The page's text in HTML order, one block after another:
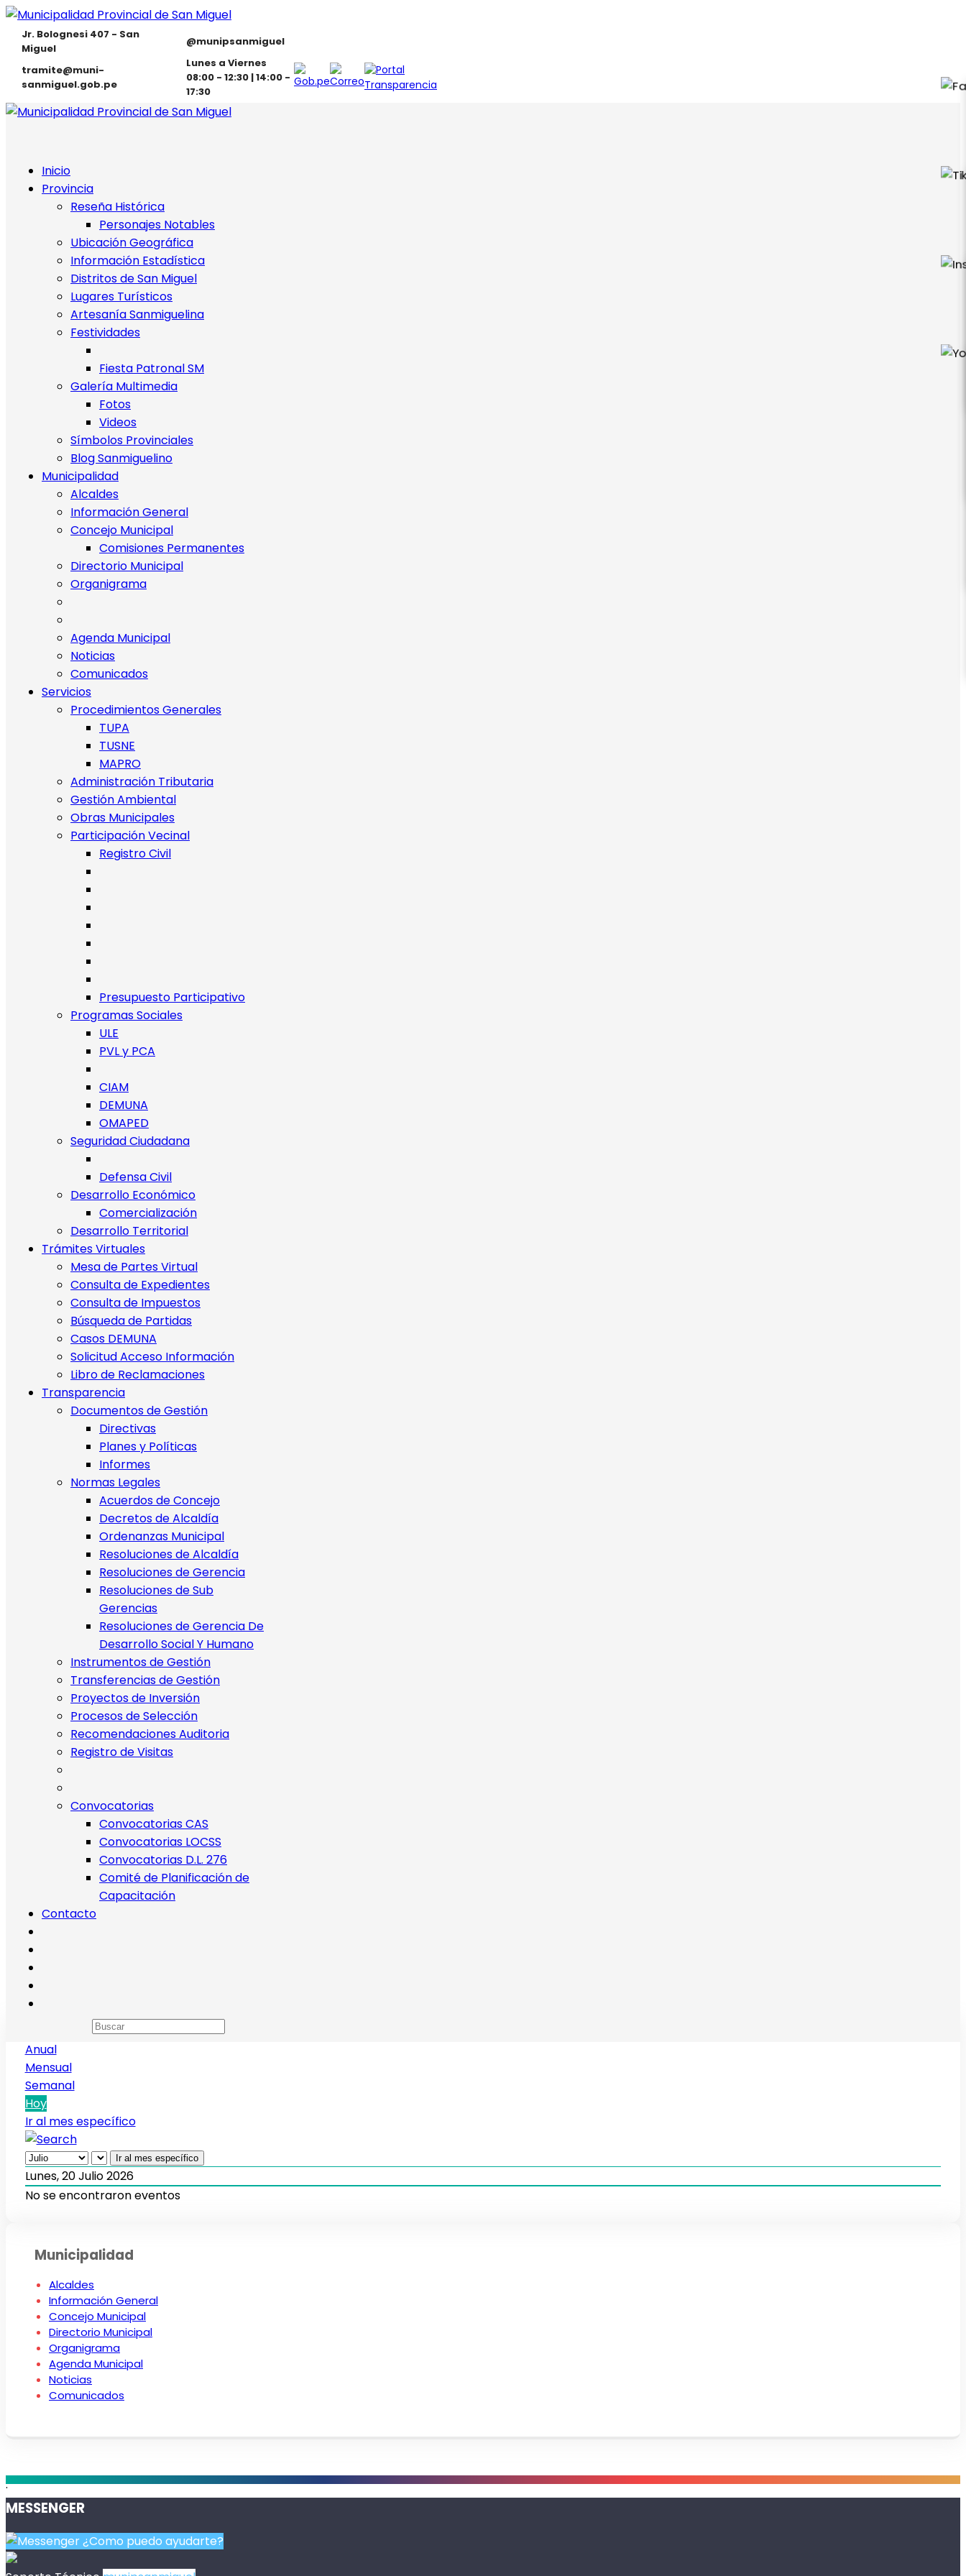
Jr. Bolognesi 407 - San
Miguel
@munipsanmiguel
tramite@muni-
sanmiguel.gob.pe
Lunes a Viernes
08:00 - 12:30 | 14:00 -
17:30
Inicio
Provincia
Reseña Histórica
Personajes Notables
Ubicación Geográfica
Información Estadística
Distritos de San Miguel
Lugares Turísticos
Artesanía Sanmiguelina
Festividades
Fiesta Patronal SM
Galería Multimedia
Fotos
Videos
Símbolos Provinciales
Blog Sanmiguelino
Municipalidad
Alcaldes
Información General
Concejo Municipal
Comisiones Permanentes
Directorio Municipal
Organigrama
Agenda Municipal
Noticias
Comunicados
Servicios
Procedimientos Generales
TUPA
TUSNE
MAPRO
Administración Tributaria
Gestión Ambiental
Obras Municipales
Participación Vecinal
Registro Civil
Presupuesto Participativo
Programas Sociales
ULE
PVL y PCA
CIAM
DEMUNA
OMAPED
Seguridad Ciudadana
Defensa Civil
Desarrollo Económico
Comercialización
Desarrollo Territorial
Trámites Virtuales
Mesa de Partes Virtual
Consulta de Expedientes
Consulta de Impuestos
Búsqueda de Partidas
Casos DEMUNA
Solicitud Acceso Información
Libro de Reclamaciones
Transparencia
Documentos de Gestión
Directivas
Planes y Políticas
Informes
Normas Legales
Acuerdos de Concejo
Decretos de Alcaldía
Ordenanzas Municipal
Resoluciones de Alcaldía
Resoluciones de Gerencia
Resoluciones de Sub
Gerencias
Resoluciones de Gerencia De
Desarrollo Social Y Humano
Instrumentos de Gestión
Transferencias de Gestión
Proyectos de Inversión
Procesos de Selección
Recomendaciones Auditoria
Registro de Visitas
Convocatorias
Convocatorias CAS
Convocatorias LOCSS
Convocatorias D.L. 276
Comité de Planificación de
Capacitación
Contacto
Calendario de eventos
Anual
Mensual
Semanal
Hoy
Ir al mes específico
Ir al mes específico
Lunes, 20 Julio 2026
No se encontraron eventos
Municipalidad
Alcaldes
Información General
Concejo Municipal
Directorio Municipal
Organigrama
Agenda Municipal
Noticias
Comunicados
.
MESSENGER
¿Como puedo ayudarte?